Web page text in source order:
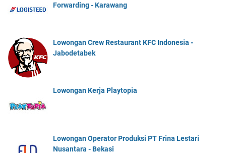
Forwarding - Karawang
Lowongan Crew Restaurant KFC Indonesia -
Jabodetabek
Lowongan Kerja Playtopia
Lowongan Operator Produksi PT Frina Lestari
Nusantara - Bekasi